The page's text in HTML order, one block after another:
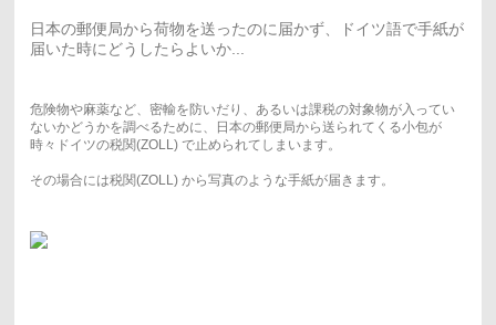
日本の郵便局から荷物を送ったのに届かず、ドイツ語で手紙が
届いた時にどうしたらよいか...
危険物や麻薬など、密輸を防いだり、あるいは課税の対象物が入ってい
ないかどうかを調べるために、日本の郵便局から送られてくる小包が
時々ドイツの税関(ZOLL) で止められてしまいます。
その場合には税関(ZOLL) から写真のような手紙が届きます。